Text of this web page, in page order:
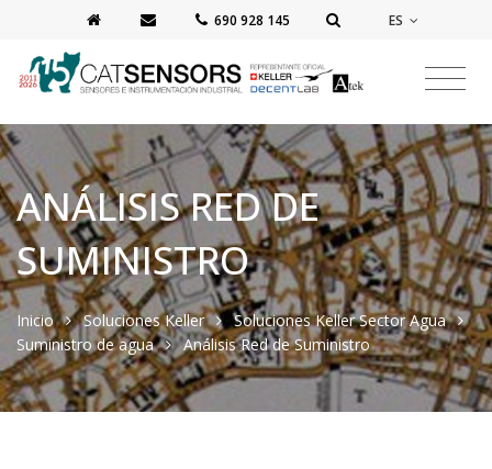
‭690 928 145‬ ES
ANÁLISIS RED DE
SUMINISTRO
Inicio Soluciones Keller
Soluciones Keller Sector Agua
Suministro de agua
Análisis Red de Suministro